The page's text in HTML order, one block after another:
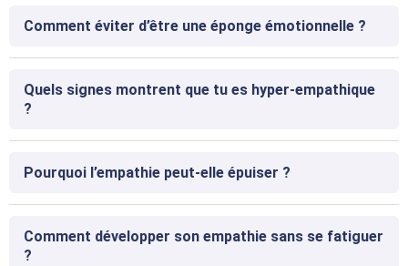
Comment éviter d’être une éponge émotionnelle ?
Quels signes montrent que tu es hyper-empathique
?
Pourquoi l’empathie peut-elle épuiser ?
Comment développer son empathie sans se fatiguer
?